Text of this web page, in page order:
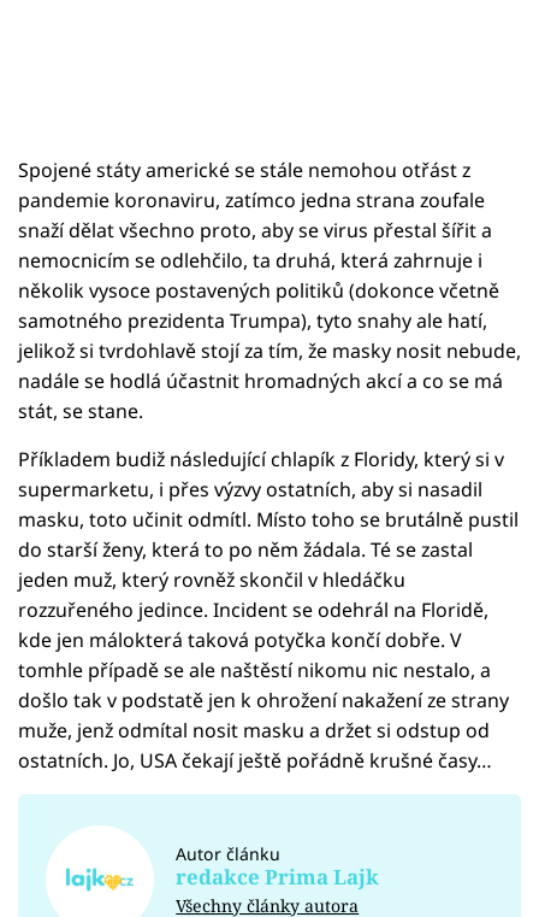
Spojené státy americké se stále nemohou otřást z
pandemie koronaviru, zatímco jedna strana zoufale
snaží dělat všechno proto, aby se virus přestal šířit a
nemocnicím se odlehčilo, ta druhá, která zahrnuje i
několik vysoce postavených politiků (dokonce včetně
samotného prezidenta Trumpa), tyto snahy ale hatí,
jelikož si tvrdohlavě stojí za tím, že masky nosit nebude,
nadále se hodlá účastnit hromadných akcí a co se má
stát, se stane.
Příkladem budiž následující chlapík z Floridy, který si v
supermarketu, i přes výzvy ostatních, aby si nasadil
masku, toto učinit odmítl. Místo toho se brutálně pustil
do starší ženy, která to po něm žádala. Té se zastal
jeden muž, který rovněž skončil v hledáčku
rozzuřeného jedince. Incident se odehrál na Floridě,
kde jen málokterá taková potyčka končí dobře. V
tomhle případě se ale naštěstí nikomu nic nestalo, a
došlo tak v podstatě jen k ohrožení nakažení ze strany
muže, jenž odmítal nosit masku a držet si odstup od
ostatních. Jo, USA čekají ještě pořádně krušné časy…
Autor článku
redakce Prima Lajk
Všechny články autora